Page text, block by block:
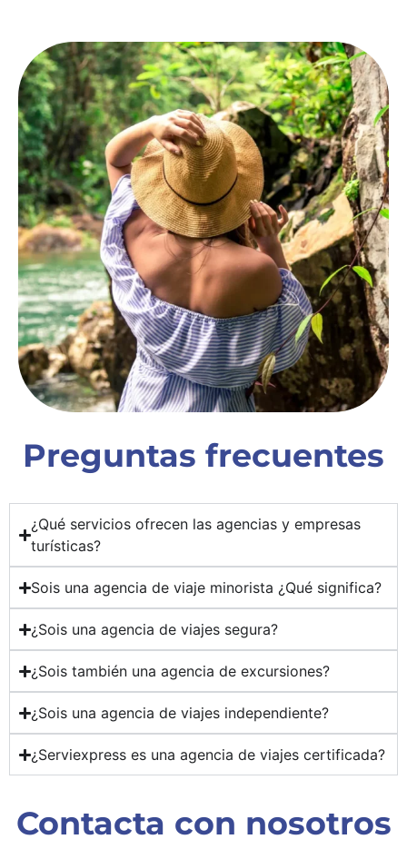
Preguntas frecuentes
¿Qué servicios ofrecen las agencias y empresas
turísticas?
Sois una agencia de viaje minorista ¿Qué significa?
¿Sois una agencia de viajes segura?
¿Sois también una agencia de excursiones?
¿Sois una agencia de viajes independiente?
¿Serviexpress es una agencia de viajes certificada?
Contacta con nosotros